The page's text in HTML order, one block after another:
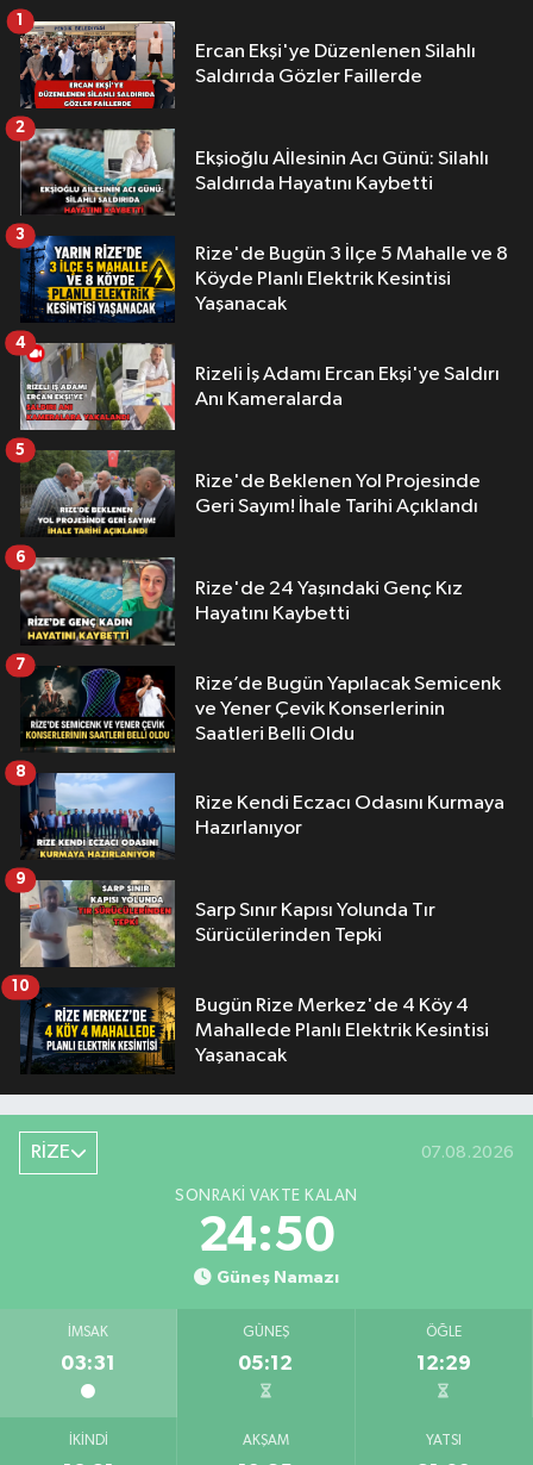
Ercan Ekşi'ye Düzenlenen Silahlı
Saldırıda Gözler Faillerde
1
Ekşioğlu Aİlesinin Acı Günü: Silahlı
Saldırıda Hayatını Kaybetti
2
Rize'de Bugün 3 İlçe 5 Mahalle ve 8
Köyde Planlı Elektrik Kesintisi
Yaşanacak
3
Rizeli İş Adamı Ercan Ekşi'ye Saldırı
Anı Kameralarda
4
Rize'de Beklenen Yol Projesinde
Geri Sayım! İhale Tarihi Açıklandı
5
Rize'de 24 Yaşındaki Genç Kız
Hayatını Kaybetti
6
Rize’de Bugün Yapılacak Semicenk
ve Yener Çevik Konserlerinin
Saatleri Belli Oldu
7
Rize Kendi Eczacı Odasını Kurmaya
Hazırlanıyor
8
Sarp Sınır Kapısı Yolunda Tır
Sürücülerinden Tepki
9
Bugün Rize Merkez'de 4 Köy 4
Mahallede Planlı Elektrik Kesintisi
Yaşanacak
10
RİZE 07.08.2026
SONRAKI VAKTE KALAN
24:49
Güneş Namazı
İMSAK
03:31
GÜNEŞ
05:12
ÖĞLE
12:29
İKINDI AKŞAM YATSI